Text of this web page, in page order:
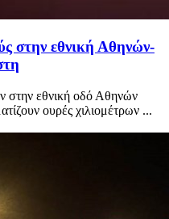
στην εθνική Αθηνών-
στην εθνική οδό Αθηνών
ουρές χιλιομέτρων ...